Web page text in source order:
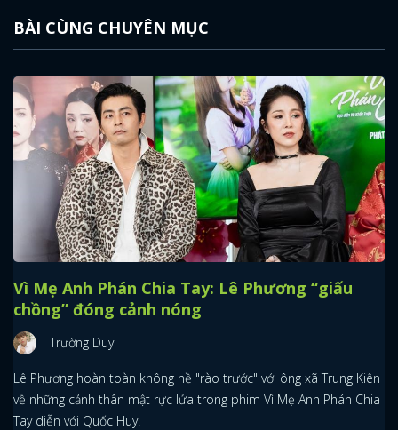
BÀI CÙNG CHUYÊN MỤC
Vì Mẹ Anh Phán Chia Tay: Lê Phương “giấu
chồng” đóng cảnh nóng
Trường Duy
Lê Phương hoàn toàn không hề "rào trước" với ông xã Trung Kiên
về những cảnh thân mật rực lửa trong phim Vì Mẹ Anh Phán Chia
Tay diễn với Quốc Huy.